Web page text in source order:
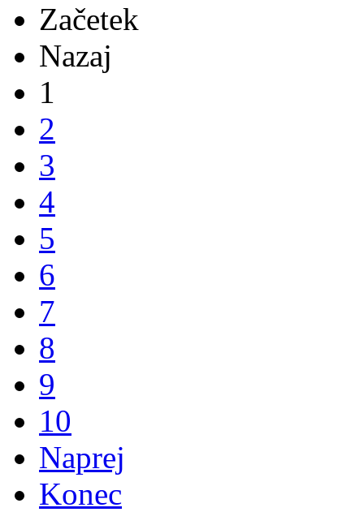
Začetek
Nazaj
1
2
3
4
5
6
7
8
9
10
Naprej
Konec